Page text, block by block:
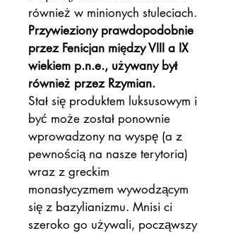
również w minionych stuleciach.
Przywieziony prawdopodobnie
przez Fenicjan między VIII a IX
wiekiem p.n.e., używany był
również przez Rzymian.
Stał się produktem luksusowym i
być może został ponownie
wprowadzony na wyspę (a z
pewnością na nasze terytoria)
wraz z greckim
monastycyzmem wywodzącym
się z bazylianizmu. Mnisi ci
szeroko go używali, począwszy